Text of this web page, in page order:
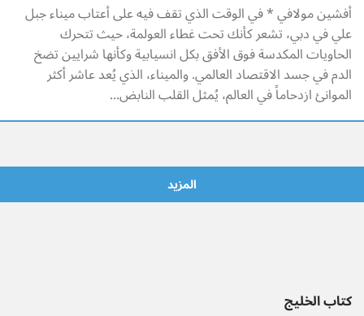
أفشين مولافي * في الوقت الذي تقف فيه على أعتاب ميناء جبل
علي في دبي، تشعر كأنك تحت غطاء العولمة، حيث تتحرك
الحاويات المكدسة فوق الأفق بكل انسيابية وكأنها شرايين تضخ
الدم في جسد الاقتصاد العالمي. والميناء، الذي يُعد عاشر أكثر
الموانئ ازدحاماً في العالم، يُمثل القلب النابض...
المزيد
كتاب الخليج